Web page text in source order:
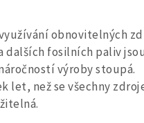
obnovitelných
dalších fosilních paliv
výroby stoupá.
než se všechny